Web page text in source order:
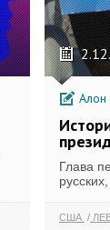
Алон
Глава
США